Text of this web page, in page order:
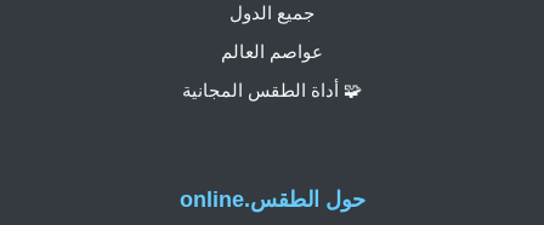
حول الطقس.online
جميع الدول
عواصم العالم
🧩 أداة الطقس المجانية